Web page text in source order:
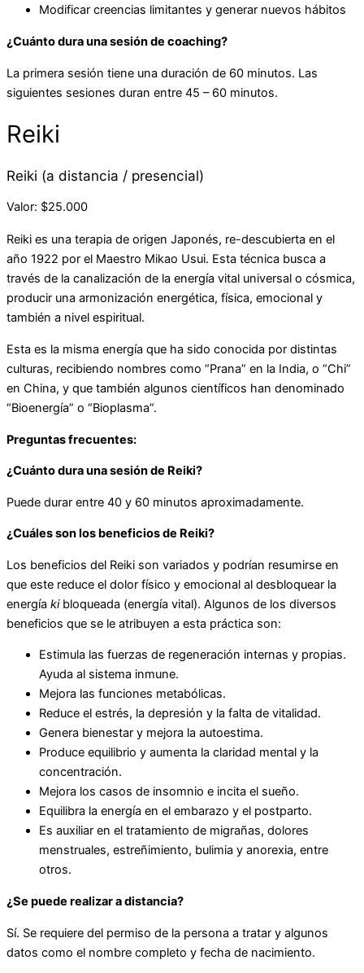
Modificar creencias limitantes y generar nuevos hábitos
¿Cuánto dura una sesión de coaching?
La primera sesión tiene una duración de 60 minutos. Las
siguientes sesiones duran entre 45 – 60 minutos.
Reiki
Reiki (a distancia / presencial)
Valor: $25.000
Reiki es una terapia de origen Japonés, re-descubierta en el
año 1922 por el Maestro Mikao Usui. Esta técnica busca a
través de la canalización de la energía vital universal o cósmica,
producir una armonización energética, física, emocional y
también a nivel espiritual.
Esta es la misma energía que ha sido conocida por distintas
culturas, recibiendo nombres como “Prana” en la India, o “Chi”
en China, y que también algunos científicos han denominado
“Bioenergía” o “Bioplasma”.
Preguntas frecuentes:
¿Cuánto dura una sesión de Reiki?
Puede durar entre 40 y 60 minutos aproximadamente.
¿Cuáles son los beneficios de Reiki?
Los beneficios del Reiki son variados y podrían resumirse en
que este reduce el dolor físico y emocional al desbloquear la
energía ki bloqueada (energía vital). Algunos de los diversos
beneficios que se le atribuyen a esta práctica son:
Estimula las fuerzas de regeneración internas y propias.
Ayuda al sistema inmune.
Mejora las funciones metabólicas.
Reduce el estrés, la depresión y la falta de vitalidad.
Genera bienestar y mejora la autoestima.
Produce equilibrio y aumenta la claridad mental y la
concentración.
Mejora los casos de insomnio e incita el sueño.
Equilibra la energía en el embarazo y el postparto.
Es auxiliar en el tratamiento de migrañas, dolores
menstruales, estreñimiento, bulimia y anorexia, entre
otros.
¿Se puede realizar a distancia?
Sí. Se requiere del permiso de la persona a tratar y algunos
datos como el nombre completo y fecha de nacimiento.